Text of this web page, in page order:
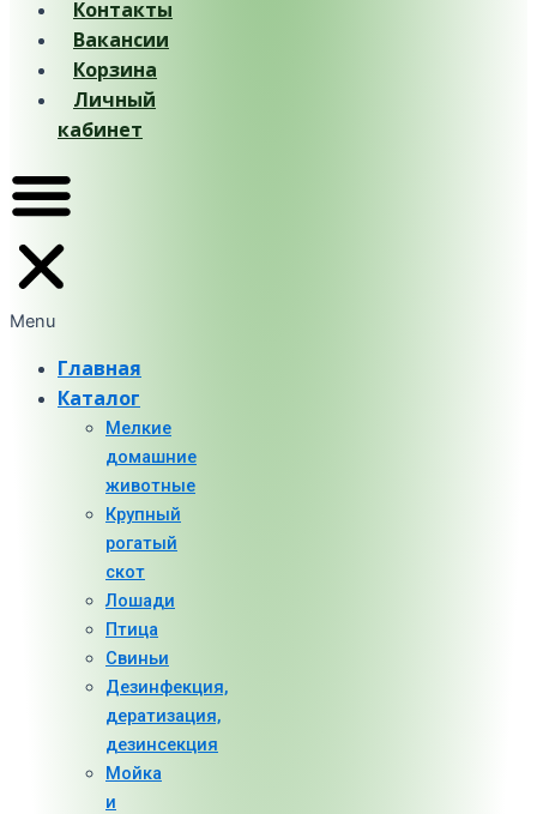
Контакты
Вакансии
Корзина
Личный
кабинет
Menu
Главная
Каталог
Мелкие
домашние
животные
Крупный
рогатый
скот
Лошади
Птица
Свиньи
Дезинфекция,
дератизация,
дезинсекция
Мойка
и